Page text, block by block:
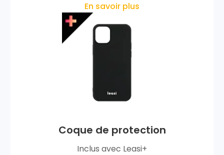
En savoir plus
Coque de protection
Inclus avec Leasi+